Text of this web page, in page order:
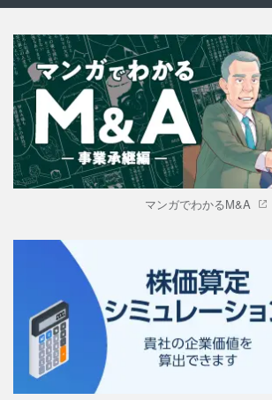
マンガでわかるM&A